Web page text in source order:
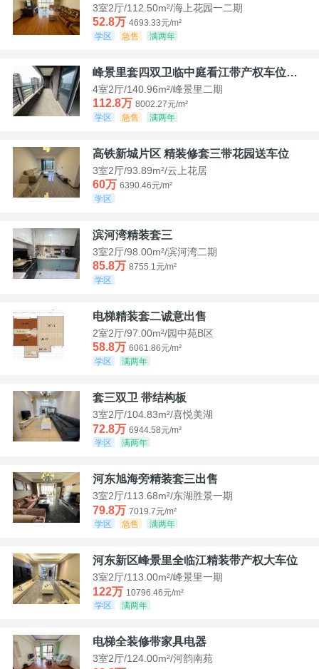
3室2厅/112.50m²/海上花园一二期
52.8万 4693.33元/m²
学区
急售 满两年
峰景里套四双卫临中庭看江带产权车位诚售
4室2厅/140.96m²/峰景里二期
112.8万 8002.27元/m²
学区
急售 满两年
高铁新城片区 精装修套三带花园送车位
3室2厅/93.89m²/云上花居
60万 6390.46元/m²
学区
滨河湾精装套三
3室2厅/98.00m²/滨河湾二期
85.8万 8755.1元/m²
学区
电梯精装套二诚意出售
2室2厅/97.00m²/园中苑B区
58.8万 6061.86元/m²
学区
满两年
套三双卫 带结构板
3室2厅/104.83m²/喜悦美湖
72.8万 6944.58元/m²
学区
满两年
河东旭海旁精装套三出售
3室2厅/113.68m²/东湖胜景一期
79.8万 7019.7元/m²
学区
急售 满两年
河东新区峰景里全临江精装带产权大车位
3室2厅/113.00m²/峰景里一期
122万 10796.46元/m²
学区
满两年
电梯全装修带家具电器
3室2厅/124.00m²/河韵南苑